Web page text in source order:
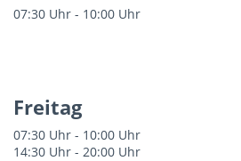
07:30 Uhr - 10:00 Uhr
Freitag
07:30 Uhr - 10:00 Uhr
14:30 Uhr - 20:00 Uhr